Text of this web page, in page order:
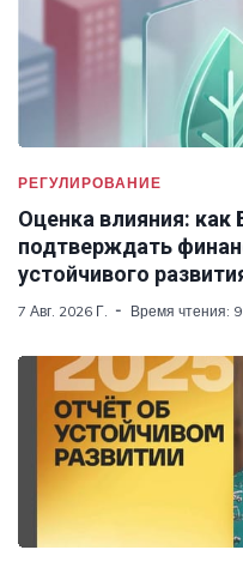
РЕГУЛИРОВАНИЕ
Оценка влияния: как
подтверждать
устойчивого
7 Авг. 2026 Г. Время чтения: